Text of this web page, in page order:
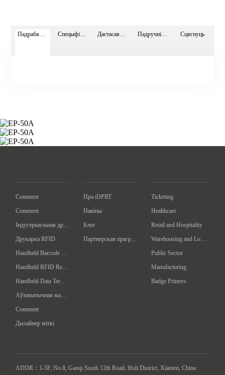
Падрабязнасці старонкі Спецыфікацыі Дастасаваньні Падручнік відэа Сцягнуць
Comment
Comment
Індустрыяльная друкарка баркодаў
Друкарка RFID
Handheld Barcode Scanner
Handheld RFID Reader/Writer
Handheld Data Terminal
Аўтаматычная машына для адзначэння
Comment
Дызайнер міткі
Пра iDPRT
Навіны
Блог
Партнерская праграма
Ticketing
Healthcare
Retail and Hospitality
Warehousing and Logistics
Public Sector
Manufacturing
Badge Printers
ADDR：1-5F, No.8, Gaoqi South 12th Road, Huli District, Xiamen, China